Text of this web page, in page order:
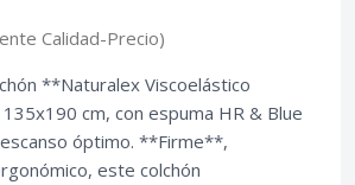
Calidad-Precio)
**Naturalex Viscoelástico
cm, con espuma HR & Blue
óptimo. **Firme**,
este colchón